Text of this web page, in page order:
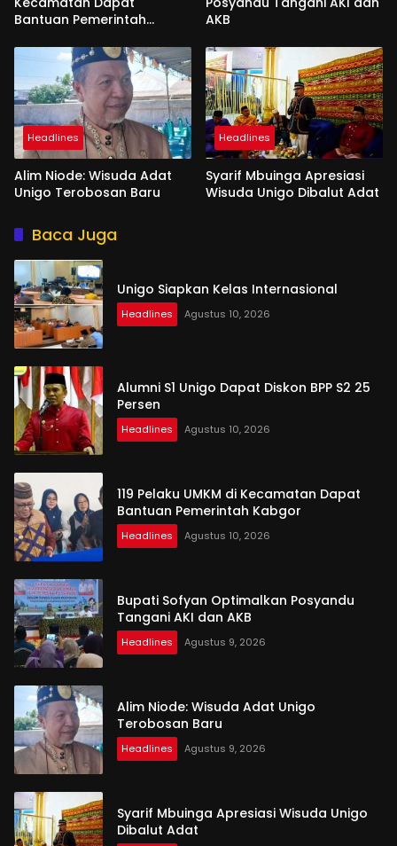
Bantuan Pemerintah
AKB
Headlines
Alim Niode: Wisuda Adat
Unigo Terobosan Baru
Headlines
Syarif Mbuinga Apresiasi
Wisuda Unigo Dibalut Adat
Baca Juga
Unigo Siapkan Kelas Internasional
Headlines Agustus 10, 2026
Alumni S1 Unigo Dapat Diskon BPP S2 25
Persen
Headlines Agustus 10, 2026
119 Pelaku UMKM di Kecamatan Dapat
Bantuan Pemerintah Kabgor
Headlines Agustus 10, 2026
Bupati Sofyan Optimalkan Posyandu
Tangani AKI dan AKB
Headlines Agustus 9, 2026
Alim Niode: Wisuda Adat Unigo
Terobosan Baru
Headlines Agustus 9, 2026
Syarif Mbuinga Apresiasi Wisuda Unigo
Dibalut Adat